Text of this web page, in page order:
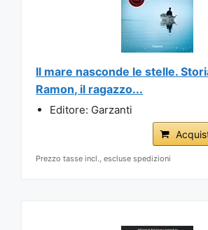
Il mare nasconde le stelle.
Ramon, il ragazzo...
Editore: Garzanti
Prezzo tasse incl., escluse spedizioni